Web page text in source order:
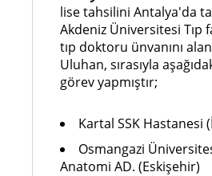
lise tahsilini Antalya'da
Akdeniz Üniversitesi
tıp doktoru ünvanını
Uluhan, sırasıyla
görev yapmıştır;
Kartal SSK Hastanesi
Osmangazi
Anatomi AD. (Eskişehir)